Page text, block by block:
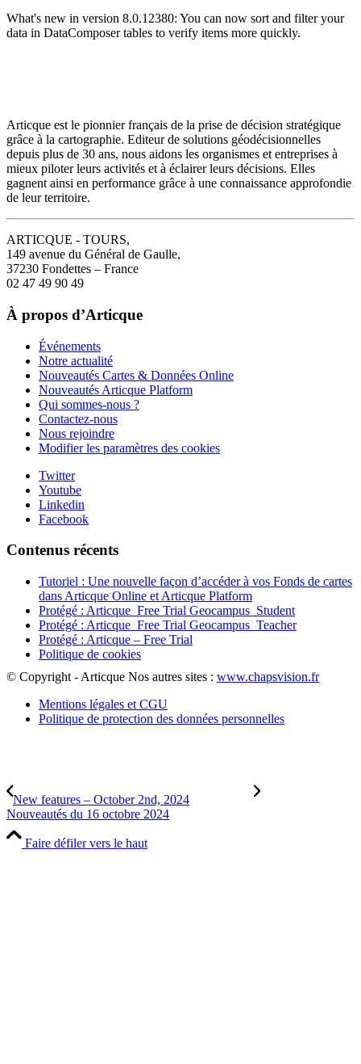
What's new in version 8.0.12380: You can now sort and filter your
data in DataComposer tables to verify items more quickly.
Articque est le pionnier français de la prise de décision stratégique
grâce à la cartographie. Editeur de solutions géodécisionnelles
depuis plus de 30 ans, nous aidons les organismes et entreprises à
mieux piloter leurs activités et à éclairer leurs décisions. Elles
gagnent ainsi en performance grâce à une connaissance approfondie
de leur territoire.
ARTICQUE - TOURS,
149 avenue du Général de Gaulle,
37230 Fondettes – France
02 47 49 90 49
À propos d’Articque
Événements
Notre actualité
Nouveautés Cartes & Données Online
Nouveautés Articque Platform
Qui sommes-nous ?
Contactez-nous
Nous rejoindre
Modifier les paramètres des cookies
Twitter
Youtube
Linkedin
Facebook
Contenus récents
Tutoriel : Une nouvelle façon d’accéder à vos Fonds de cartes
dans Articque Online et Articque Platform
Protégé : Articque_Free Trial Geocampus_Student
Protégé : Articque_Free Trial Geocampus_Teacher
Protégé : Articque – Free Trial
Politique de cookies
© Copyright - Articque Nos autres sites : www.chapsvision.fr
Mentions légales et CGU
Politique de protection des données personnelles
New features – October 2nd, 2024
Nouveautés du 16 octobre 2024
Faire défiler vers le haut